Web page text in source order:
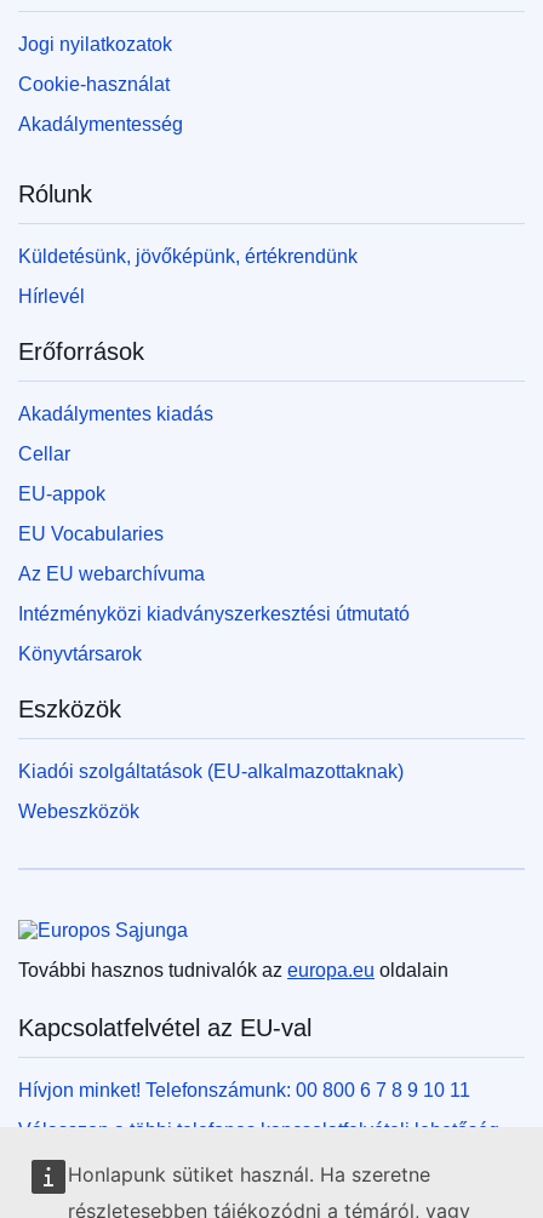
Honlapunk sütiket használ. Ha szeretne
részletesebben tájékozódni a témáról, vagy
Jogi nyilatkozatok
Cookie-használat
Akadálymentesség
Rólunk
Küldetésünk, jövőképünk, értékrendünk
Hírlevél
Erőforrások
Akadálymentes kiadás
Cellar
EU-appok
EU Vocabularies
Az EU webarchívuma
Intézményközi kiadványszerkesztési útmutató
Könyvtársarok
Eszközök
Kiadói szolgáltatások (EU-alkalmazottaknak)
Webeszközök
Európai Unió
További hasznos tudnivalók az europa.eu oldalain
Kapcsolatfelvétel az EU-val
Hívjon minket! Telefonszámunk: 00 800 6 7 8 9 10 11
Válasszon a többi telefonos kapcsolatfelvételi lehetőség
közül!
Írjon nekünk kapcsolatfelvételi űrlapunk kitöltésével!